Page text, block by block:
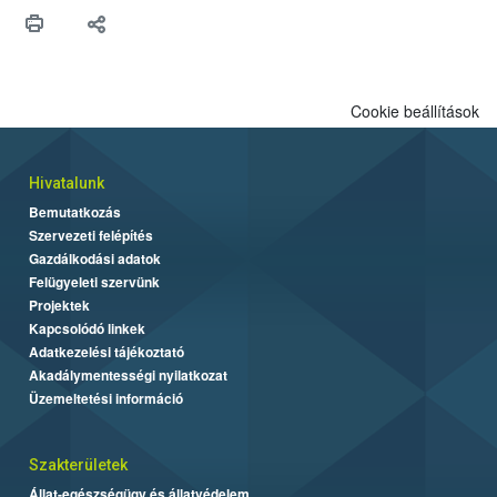
biztonsági Hivatal (Nébih) Oktatási Programja összegyűjtötte a
Cookie beállítások
Hivatalunk
Bemutatkozás
Szervezeti felépítés
Gazdálkodási adatok
Felügyeleti szervünk
Projektek
Kapcsolódó linkek
Adatkezelési tájékoztató
Akadálymentességi nyilatkozat
Üzemeltetési információ
Szakterületek